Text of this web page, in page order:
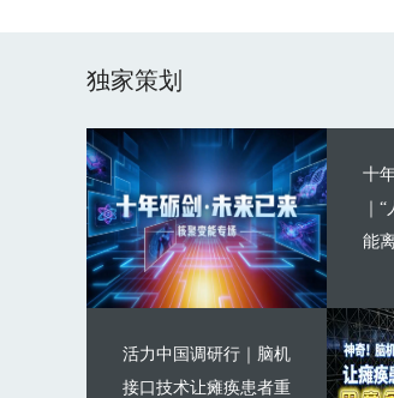
独家策划
十
｜
能
活力中国调研行｜脑机
接口技术让瘫痪患者重